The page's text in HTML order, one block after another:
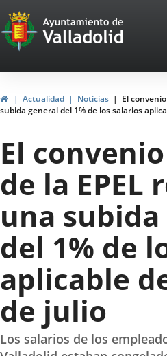
Portal
Web
del
Ayuntamiento
de
Valladolid
InicioActualidad Noticias
El
subida general del 1% de los salarios
El
de la EPEL
una
del 1% de
aplicable
de julio
Los salarios de los